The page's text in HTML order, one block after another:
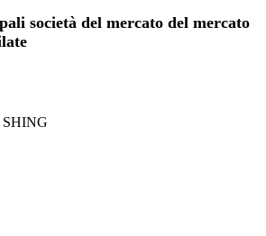
società del mercato del mercato